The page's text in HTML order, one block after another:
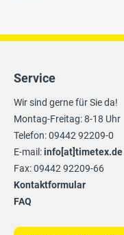
Service
Wir sind gerne für Sie da!
Montag-Freitag: 8-18 Uhr
Telefon: 09442 92209-0
E-mail:info[at]timetex.de
Fax: 09442 92209-66
Kontaktformular
FAQ